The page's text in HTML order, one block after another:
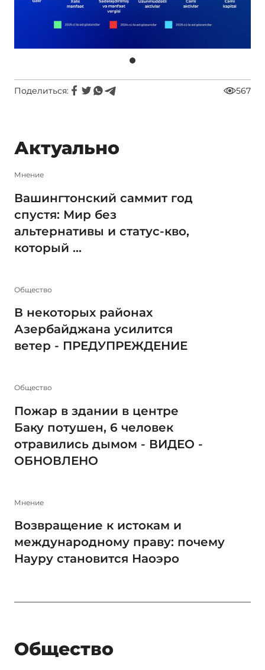
Поделиться: 567
Актуально
Мнение
Вашингтонский саммит год
спустя: Мир без
альтернативы и статус-кво,
который ...
Общество
В некоторых районах
Азербайджана усилится
ветер - ПРЕДУПРЕЖДЕНИЕ
Общество
Пожар в здании в центре
Баку потушен, 6 человек
отравились дымом - ВИДЕО -
ОБНОВЛЕНО
Мнение
Возвращение к истокам и
международному праву: почему
Науру становится Наоэро
Общество